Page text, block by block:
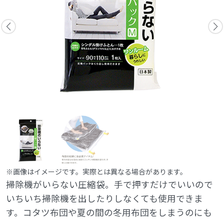
※画像はイメージです。実際とは異なる場合があります。
掃除機がいらない圧縮袋。手で押すだけでいいので
いちいち掃除機を出したりしなくても使用できま
す。コタツ布団や夏の間の冬用布団をしまうのにも